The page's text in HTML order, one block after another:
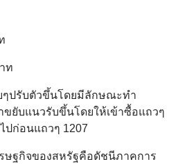
ท
ๆปรับตัวขึ้นโดยมีลักษณะทำ
ขยับแนวรับขึ้นโดยให้เข้าซื้อแถวๆ
ปก่อนแถวๆ 1207
ษฐกิจของสหรัฐคือดัชนีภาคการ